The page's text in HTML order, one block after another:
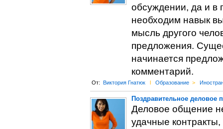
обсуждении, да и в
необходим навык
мысль другого
предложения.
начинается
комментарий.
От: Виктория Гнатюк l Образование >
Поздравительное деловое
Деловое общение
удачные